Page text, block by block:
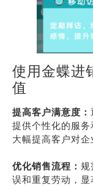
使用金蝶进
值
提高客户满意度：
提供个性化的服务
大幅提高客户对企
优化销售流程： 规
误和重复劳动，